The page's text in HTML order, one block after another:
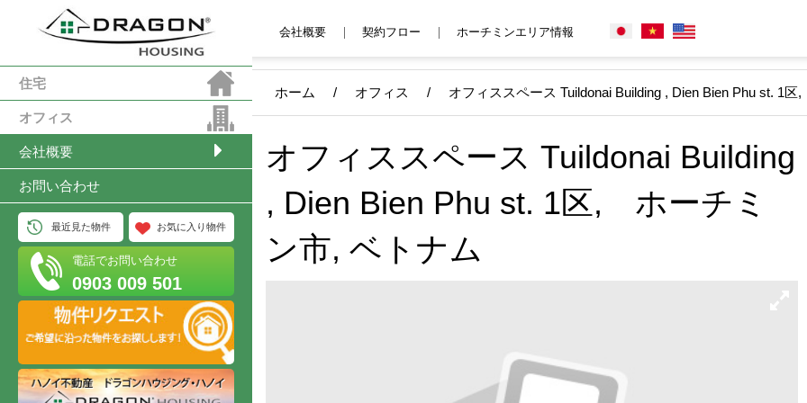
住宅
オフィス
会社概要
お問い合わせ
最近見た物件 お気に入り物件
電話でお問い合わせ
0903 009 501
会社概要 契約フロー ホーチミンエリア情報
ホーム / オフィス / オフィススペース Tuildonai Building , Dien Bien Phu st. 1
オフィススペース Tuildonai Building
, Dien Bien Phu st. 1区, ホーチミ
ン市, ベトナム